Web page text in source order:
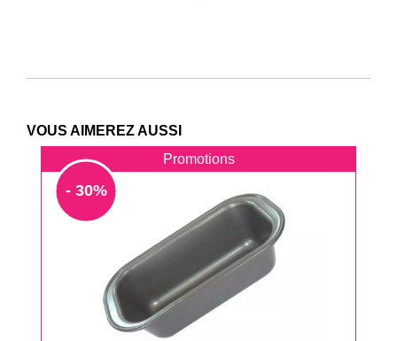
VOUS AIMEREZ AUSSI
Promotions
- 30%